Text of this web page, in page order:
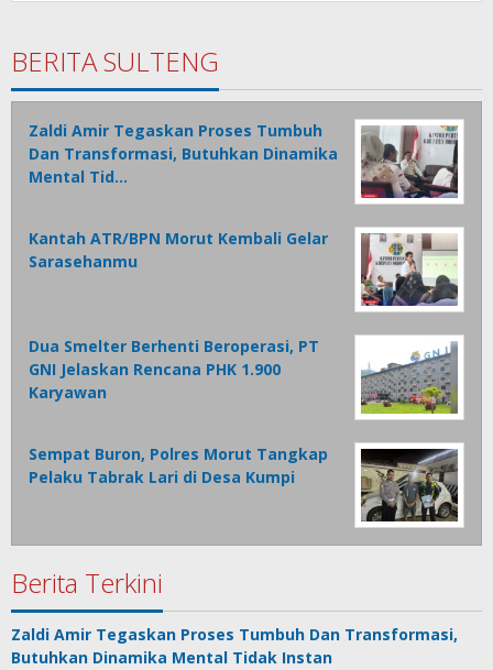
BERITA SULTENG
Zaldi Amir Tegaskan Proses Tumbuh
Dan Transformasi, Butuhkan Dinamika
Mental Tid…
Kantah ATR/BPN Morut Kembali Gelar
Sarasehanmu
Dua Smelter Berhenti Beroperasi, PT
GNI Jelaskan Rencana PHK 1.900
Karyawan
Sempat Buron, Polres Morut Tangkap
Pelaku Tabrak Lari di Desa Kumpi
Berita Terkini
Zaldi Amir Tegaskan Proses Tumbuh Dan Transformasi,
Butuhkan Dinamika Mental Tidak Instan